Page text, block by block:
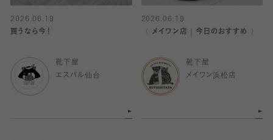
2026.06.19
買うなら今！
靴下屋
エスパル仙台
2026.06.19
〈 メイワン店｜今日のおすすめ 〉
靴下屋
メイワン浜松店